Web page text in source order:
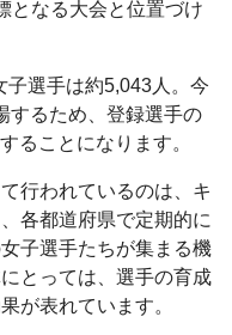
となる大会と位置づけ
選手は約5,043人。今
するため、登録選手の
ることになります。
行われているのは、キ
各都道府県で定期的に
子選手たちが集まる機
とっては、選手の育成
が表れています。